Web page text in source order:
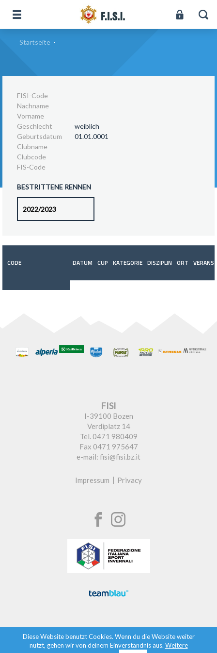
Startseite -
FISI-Code
Nachname
Vorname
Geschlecht
weiblich
Geburtsdatum
01.01.0001
Clubname
Clubcode
FIS-Code
BESTRITTENE RENNEN
CODE DATUM CUP KATEGORIE DISZIPLIN ORT
FISI
I-39100 Bozen
Verdiplatz 14
Tel. 0471 980409
Fax 0471 975647
e-mail: fisi@fisi.bz.it
Impressum Privacy
Diese Website benutzt Cookies. Wenn du die Website weiter
nutzt, gehen wir von deinem Einverständnis aus. Weitere